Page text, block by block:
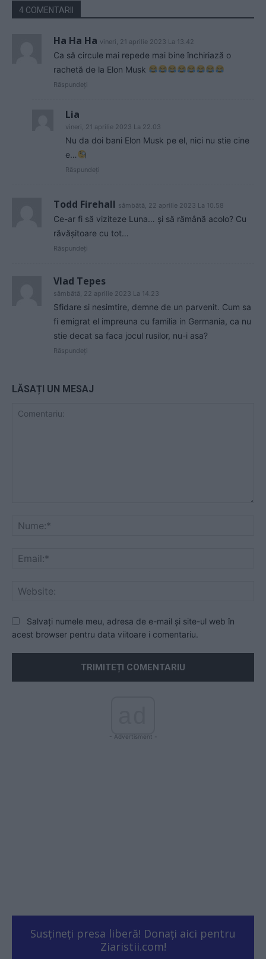
4 COMENTARII
Ha Ha Ha vineri, 21 aprilie 2023 La 13.42
Ca să circule mai repede mai bine închiriază o
rachetă de la Elon Musk
Răspundeți
Lia
vineri, 21 aprilie 2023 La 22.03
Nu da doi bani Elon Musk pe el, nici nu stie cine
e…
Răspundeți
Todd Firehall sâmbătă, 22 aprilie 2023 La 10.58
Ce-ar fi să viziteze Luna… și să rămână acolo? Cu
răvășitoare cu tot…
Răspundeți
Vlad Tepes
sâmbătă, 22 aprilie 2023 La 14.23
Sfidare si nesimtire, demne de un parvenit. Cum sa
fi emigrat el impreuna cu familia in Germania, ca nu
stie decat sa faca jocul rusilor, nu-i asa?
Răspundeți
LĂSAȚI UN MESAJ
Salvați numele meu, adresa de e-mail și site-ul web în
acest browser pentru data viitoare i comentariu.
- Advertisment -
Susțineți presa liberă! Donați aici pentru
Ziaristii.com!